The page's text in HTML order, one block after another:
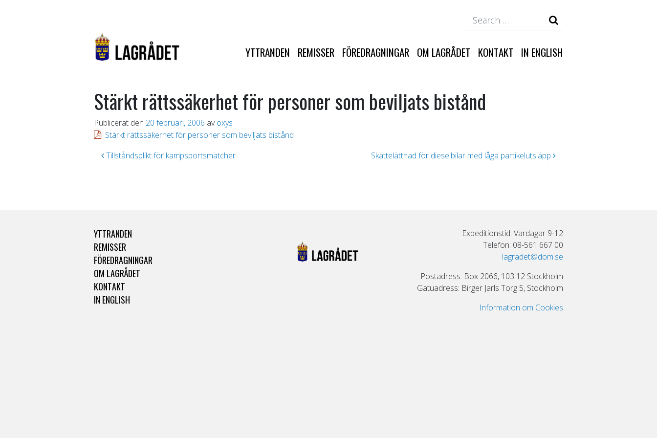
YTTRANDEN REMISSER FÖREDRAGNINGAR OM LAGRÅDET KONTAKT IN ENGLISH
Stärkt rättssäkerhet för personer som beviljats bistånd
Publicerat den 20 februari, 2006 av oxys
Stärkt rättssäkerhet för personer som beviljats bistånd
Inläggsnavigering
Tillståndsplikt för kampsportsmatcher Skattelättnad för dieselbilar med låga partikelutsläpp
YTTRANDEN
REMISSER
FÖREDRAGNINGAR
OM LAGRÅDET
KONTAKT
IN ENGLISH
Expeditionstid: Vardagar 9-12
Telefon: 08-561 667 00
lagradet@dom.se
Postadress: Box 2066, 103 12 Stockholm
Gatuadress: Birger Jarls Torg 5, Stockholm
Information om Cookies